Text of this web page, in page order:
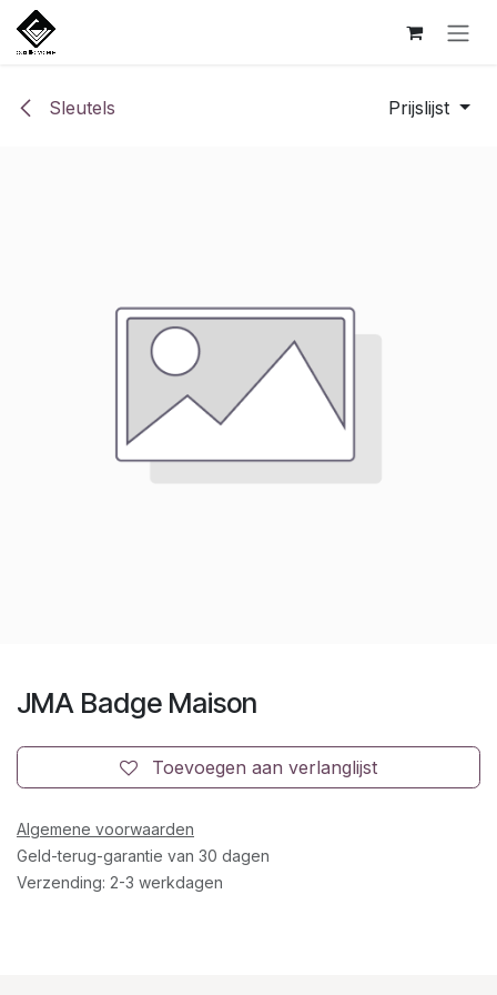
Overslaan naar inhoud
Sleutels Prijslijst
JMA Badge Maison
Toevoegen aan verlanglijst
Algemene voorwaarden
Geld-terug-garantie van 30 dagen
Verzending: 2-3 werkdagen